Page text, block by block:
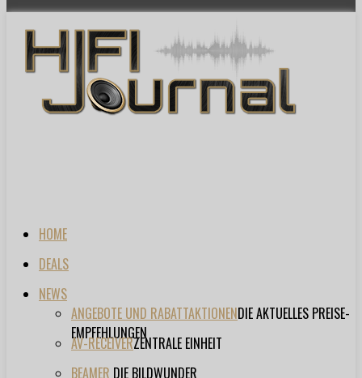
HOME
DEALS
NEWS
ANGEBOTE UND RABATTAKTIONENDIE AKTUELLES PREISE-
EMPFEHLUNGEN
AV-RECEIVERZENTRALE EINHEIT
BEAMER DIE BILDWUNDER